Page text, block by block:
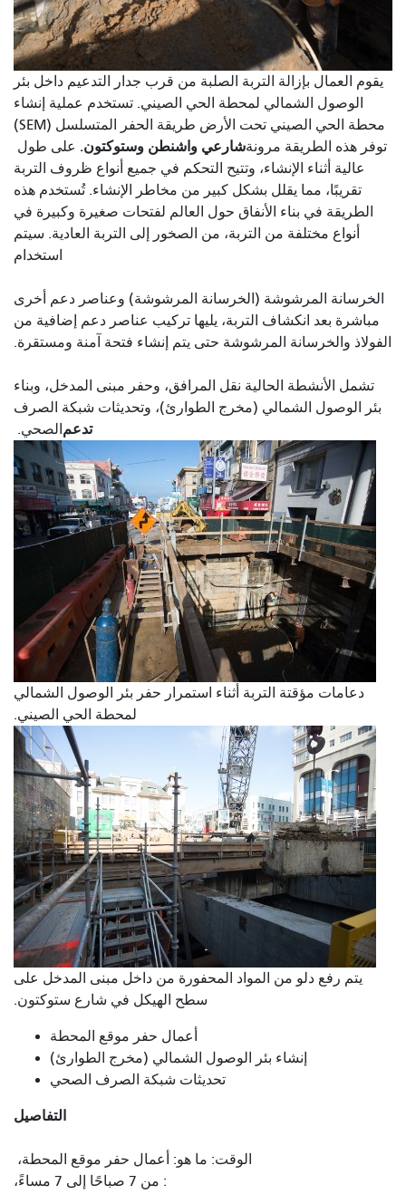
يقوم العمال بإزالة التربة الصلبة من قرب جدار التدعيم داخل بئر
الوصول الشمالي لمحطة الحي الصيني. تستخدم عملية إنشاء
محطة الحي الصيني تحت الأرض طريقة الحفر المتسلسل (SEM)
على طول شارعي واشنطن وستوكتون.توفر هذه الطريقة مرونة
عالية أثناء الإنشاء، وتتيح التحكم في جميع أنواع ظروف التربة
تقريبًا، مما يقلل بشكل كبير من مخاطر الإنشاء. تُستخدم هذه
الطريقة في بناء الأنفاق حول العالم لفتحات صغيرة وكبيرة في
أنواع مختلفة من التربة، من الصخور إلى التربة العادية. سيتم
استخدام
الخرسانة المرشوشة (الخرسانة المرشوشة) وعناصر دعم أخرى
مباشرة بعد انكشاف التربة، يليها تركيب عناصر دعم إضافية من
الفولاذ والخرسانة المرشوشة حتى يتم إنشاء فتحة آمنة ومستقرة.
تشمل الأنشطة الحالية نقل المرافق، وحفر مبنى المدخل، وبناء
بئر الوصول الشمالي (مخرج الطوارئ)، وتحديثات شبكة الصرف
الصحي. تدعم
دعامات مؤقتة التربة أثناء استمرار حفر بئر الوصول الشمالي
لمحطة الحي الصيني.
يتم رفع دلو من المواد المحفورة من داخل مبنى المدخل على
سطح الهيكل في شارع ستوكتون.
أعمال حفر موقع المحطة
إنشاء بئر الوصول الشمالي (مخرج الطوارئ)
تحديثات شبكة الصرف الصحي
التفاصيل
: ما هو: أعمال حفر موقع المحطة،الوقت
: من 7 صباحًا إلى 7 مساءً،